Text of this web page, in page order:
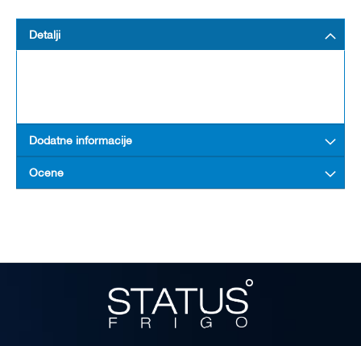
Detalji
Dodatne informacije
Ocene